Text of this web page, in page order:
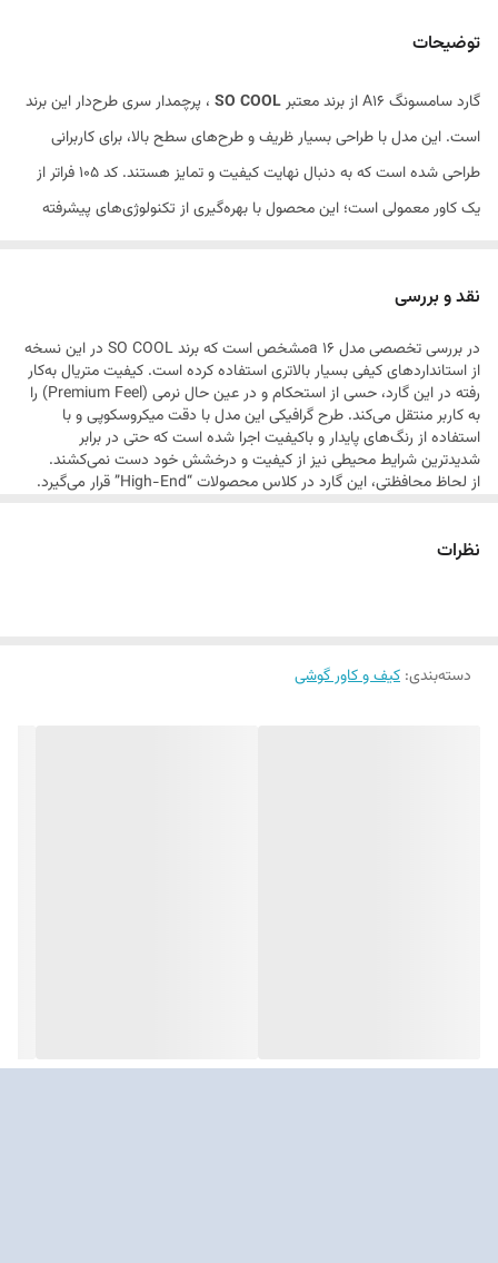
توضیحات
گارد سامسونگ A16 از برند معتبر SO COOL ، پرچمدار سری طرح‌دار این برند
است. این مدل با طراحی بسیار ظریف و طرح‌های سطح بالا، برای کاربرانی
طراحی شده است که به دنبال نهایت کیفیت و تمایز هستند. کد 105 فراتر از
یک کاور معمولی است؛ این محصول با بهره‌گیری از تکنولوژی‌های پیشرفته
نقد و بررسی
در بررسی تخصصی مدل a 16مشخص است که برند SO COOL در این نسخه
از استانداردهای کیفی بسیار بالاتری استفاده کرده است. کیفیت متریال به‌کار
رفته در این گارد، حسی از استحکام و در عین حال نرمی (Premium Feel) را
به کاربر منتقل می‌کند. طرح گرافیکی این مدل با دقت میکروسکوپی و با
استفاده از رنگ‌های پایدار و باکیفیت اجرا شده است که حتی در برابر
شدیدترین شرایط محیطی نیز از کیفیت و درخشش خود دست نمی‌کشند.
از لحاظ محافظتی، این گارد در کلاس محصولات “High-End” قرار می‌گیرد.
قطعات داخلی جلوگیری کند. لبه‌های اطراف نمایشگر و ماژول دوربین به
نظرات
دسته‌بندی: کیف و کاور گوشی